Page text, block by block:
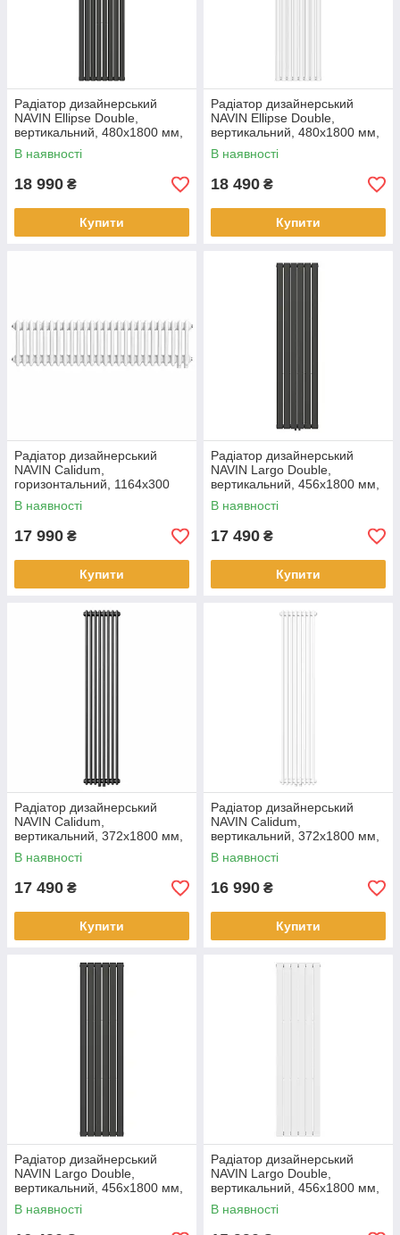
Радіатор дизайнерський
NAVIN Ellipse Double,
вертикальний, 480x1800 мм,
1532 Вт, бічне підключення,
чорний муар
В наявності
18 990 ₴
Купити
Радіатор дизайнерський
NAVIN Ellipse Double,
вертикальний, 480x1800 мм,
1532 Вт, бічне підключення,
білий
В наявності
18 490 ₴
Купити
Радіатор дизайнерський
NAVIN Calidum,
горизонтальний, 1164x300
мм, 812 Вт, нижнє
підключення 50 мм, білий
В наявності
17 990 ₴
Купити
Радіатор дизайнерський
NAVIN Largo Double,
вертикальний, 456x1800 мм,
1386 Вт, нижнє підключення
50 мм, чорний муар
В наявності
17 490 ₴
Купити
Радіатор дизайнерський
NAVIN Calidum,
вертикальний, 372x1800 мм,
1326 Вт, нижнє підключення
50 мм, чорний муар
В наявності
17 490 ₴
Купити
Радіатор дизайнерський
NAVIN Calidum,
вертикальний, 372x1800 мм,
1326 Вт, нижнє підключення
50 мм, білий
В наявності
16 990 ₴
Купити
Радіатор дизайнерський
NAVIN Largo Double,
вертикальний, 456x1800 мм,
1386 Вт, бічне підключення,
чорний муар
В наявності
Радіатор дизайнерський
NAVIN Largo Double,
вертикальний, 456x1800 мм,
1386 Вт, бічне підключення,
білий
В наявності